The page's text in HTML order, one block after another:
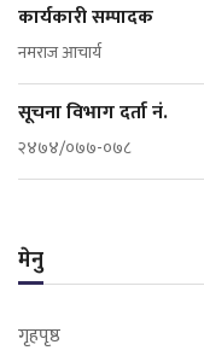
कार्यकारी सम्पादक
नमराज आचार्य
सूचना विभाग दर्ता नं.
२४७४/०७७-०७८
मेनु
गृहपृष्ठ